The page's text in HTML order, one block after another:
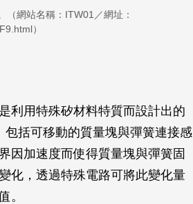
（網站名稱：ITW01／網址：
）
利用特殊矽材料特質而設計出的
括可移動的質量塊與彈簧連接感
因加速度而使得質量塊與彈簧固
化，透過特殊電路可將此變化量
。